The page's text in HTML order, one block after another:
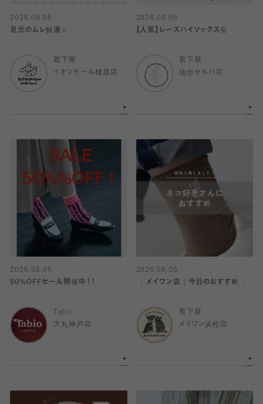
2026.08.05
足元のムレ解消♫
靴下屋
イオンモール橿原店
2026.08.05
【人気】レースハイソックス🌼
靴下屋
仙台セルバ店
2026.08.05
50%OFFセール開催中！！
Tabio
大丸神戸店
2026.08.05
〈 メイワン店｜今日のおすすめ 〉
靴下屋
メイワン浜松店